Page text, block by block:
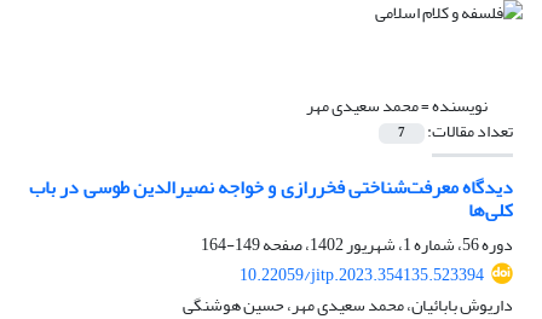
نویسنده =محمد سعیدی مهر
تعداد مقالات: 7
دیدگاه معرفت‌شناختی فخررازی و خواجه نصیرالدین طوسی در باب
کلی‌ها
دوره 56، شماره 1، شهریور 1402، صفحه
149-164
10.22059/jitp.2023.354135.523394
داریوش بابائیان، محمد سعیدی مهر، حسین هوشنگی